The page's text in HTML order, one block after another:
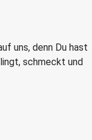
uns, denn Du hast
schmeckt und